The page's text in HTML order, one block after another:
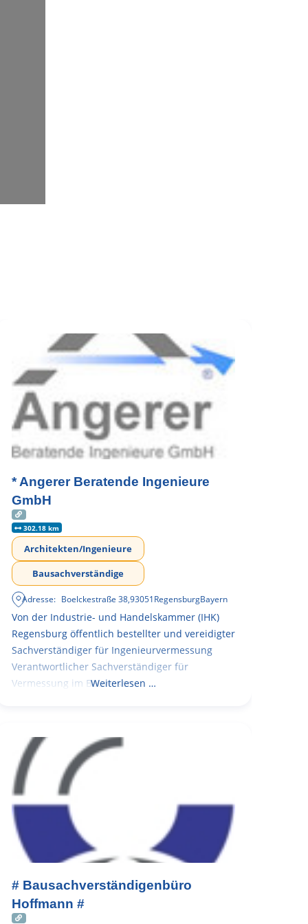
* Angerer Beratende Ingenieure
GmbH
302.18 km
Architekten/Ingenieure
Bausachverständige
Adresse: Boelckestraße 38,93051RegensburgBayern
Von der Industrie- und Handelskammer (IHK)
Regensburg öffentlich bestellter und vereidigter
Sachverständiger für Ingenieurvermessung
Verantwortlicher Sachverständiger für
Vermessung im Bauwesen
Weiterlesen …
# Bausachverständigenbüro
Hoffmann #